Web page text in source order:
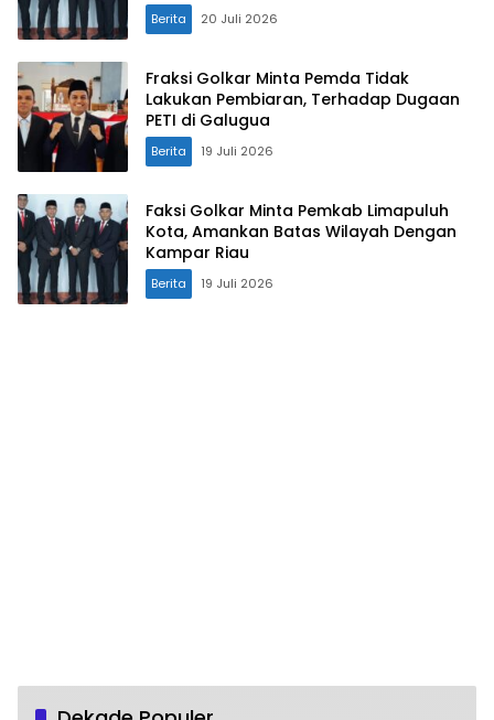
Berita 20 Juli 2026
Fraksi Golkar Minta Pemda Tidak
Lakukan Pembiaran, Terhadap Dugaan
PETI di Galugua
Berita 19 Juli 2026
Faksi Golkar Minta Pemkab Limapuluh
Kota, Amankan Batas Wilayah Dengan
Kampar Riau
Berita 19 Juli 2026